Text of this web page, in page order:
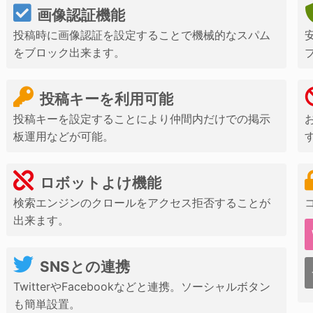
画像認証機能
投稿時に画像認証を設定することで機械的なスパム
をブロック出来ます。
投稿キーを利用可能
投稿キーを設定することにより仲間内だけでの掲示
板運用などが可能。
ロボットよけ機能
検索エンジンのクロールをアクセス拒否することが
出来ます。
SNSとの連携
TwitterやFacebookなどと連携。ソーシャルボタン
も簡単設置。